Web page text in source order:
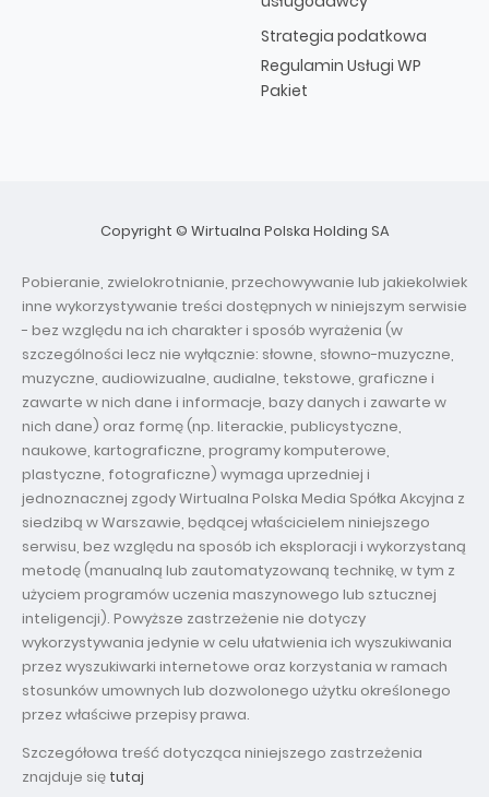
Strategia podatkowa
Regulamin Usługi WP
Pakiet
Copyright © Wirtualna Polska Holding SA
Pobieranie, zwielokrotnianie, przechowywanie lub jakiekolwiek
inne wykorzystywanie treści dostępnych w niniejszym serwisie
- bez względu na ich charakter i sposób wyrażenia (w
szczególności lecz nie wyłącznie: słowne, słowno-muzyczne,
muzyczne, audiowizualne, audialne, tekstowe, graficzne i
zawarte w nich dane i informacje, bazy danych i zawarte w
nich dane) oraz formę (np. literackie, publicystyczne,
naukowe, kartograficzne, programy komputerowe,
plastyczne, fotograficzne) wymaga uprzedniej i
jednoznacznej zgody Wirtualna Polska Media Spółka Akcyjna z
siedzibą w Warszawie, będącej właścicielem niniejszego
serwisu, bez względu na sposób ich eksploracji i wykorzystaną
metodę (manualną lub zautomatyzowaną technikę, w tym z
użyciem programów uczenia maszynowego lub sztucznej
inteligencji). Powyższe zastrzeżenie nie dotyczy
wykorzystywania jedynie w celu ułatwienia ich wyszukiwania
przez wyszukiwarki internetowe oraz korzystania w ramach
stosunków umownych lub dozwolonego użytku określonego
przez właściwe przepisy prawa.
Szczegółowa treść dotycząca niniejszego zastrzeżenia
znajduje się tutaj